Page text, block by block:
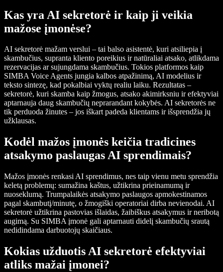
Kas yra AI sekretorė ir kaip ji veikia
mažose įmonėse?
AI sekretorė mažam verslui – tai balso asistentė, kuri atsiliepia į
skambučius, supranta kliento poreikius ir natūraliai atsako, atlikdama
rezervacijas ar sujungdama skambučius. Tokios platformos kaip
SIMBA Voice Agents jungia kalbos atpažinimą, AI modelius ir
teksto sintezę, kad pokalbiai vyktų realiu laiku. Rezultatas –
sekretorė, kuri skamba kaip žmogus, atsako akimirksniu ir efektyviai
aptarnauja daug skambučių neprarandant kokybės. AI sekretorės ne
tik perduoda žinutes – jos iškart padeda klientams ir išsprendžia jų
užklausas.
Kodėl mažos įmonės keičia tradicines
atsakymo paslaugas AI sprendimais?
Mažos įmonės renkasi AI sprendimus, nes taip vienu metu sprendžia
keletą problemų: sumažina kaštus, užtikrina prieinamumą ir
nuoseklumą. Trumpalaikės atsakymo paslaugos apmokestinamos
pagal skambutį/minutę, o žmogiški operatoriai dirba nevienodai. AI
sekretorė užtikrina pastovias išlaidas, žaibiškus atsakymus ir neribotą
augimą. Su SIMBA įmonė gali aptarnauti didelį skambučių srautą
nedidindama darbuotojų skaičiaus.
Kokias užduotis AI sekretorė efektyviai
atliks mažai įmonei?